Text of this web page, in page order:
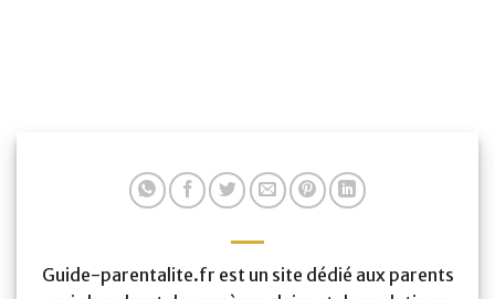
Guide-parentalite.fr est un site dédié aux parents